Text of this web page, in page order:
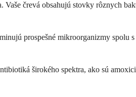
črevá obsahujú stovky rôznych
prospešné mikroorganizmy
širokého spektra, ako sú